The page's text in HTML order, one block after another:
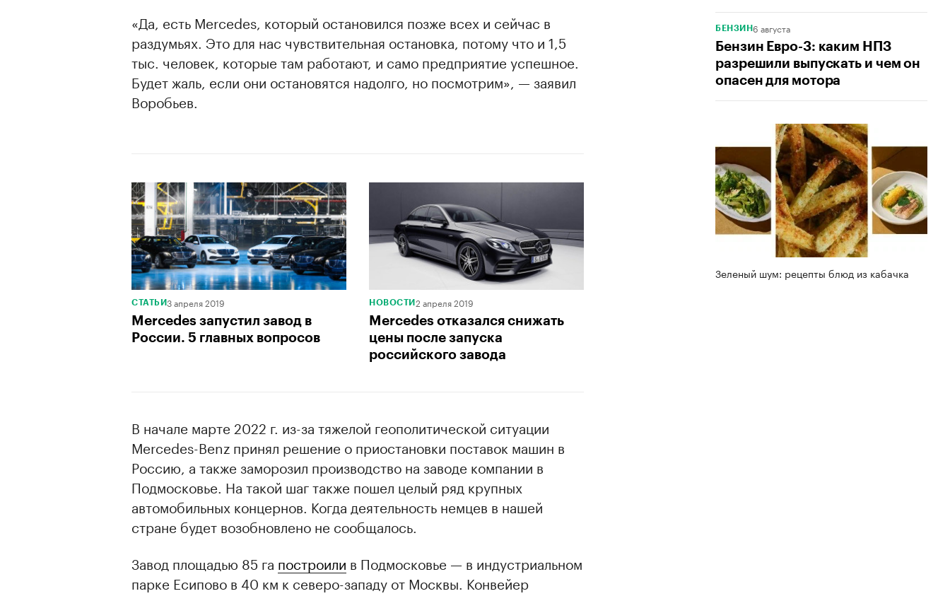
БЕНЗИН6 августа
Бензин Евро-3: каким НПЗ
разрешили выпускать и чем он
опасен для мотора
Зеленый шум: рецепты блюд из кабачка
«Да, есть Mercedes, который остановился позже всех и сейчас в
раздумьях. Это для нас чувствительная остановка, потому что и 1,5
тыс. человек, которые там работают, и само предприятие успешное.
Будет жаль, если они остановятся надолго, но посмотрим», — заявил
Воробьев.
СТАТЬИ3 апреля 2019
Mercedes запустил завод в
России. 5 главных вопросов
НОВОСТИ 2 апреля 2019
Mercedes отказался снижать
цены после запуска
российского завода
В начале марте 2022 г. из-за тяжелой геополитической ситуации
Mercedes-Benz принял решение о приостановки поставок машин в
Россию, а также заморозил производство на заводе компании в
Подмосковье. На такой шаг также пошел целый ряд крупных
автомобильных концернов. Когда деятельность немцев в нашей
стране будет возобновлено не сообщалось.
Завод площадью 85 га построили в Подмосковье — в индустриальном
парке Есипово в 40 км к северо-западу от Москвы. Конвейер